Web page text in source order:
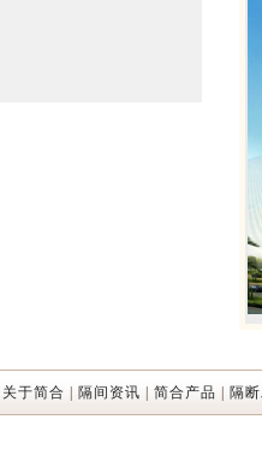
关于简合 隔间资讯 简合产品 隔